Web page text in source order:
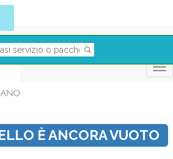
È ANCORA VUOTO